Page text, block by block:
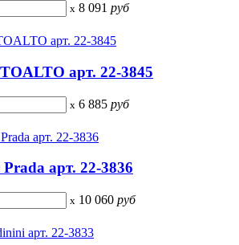
x 8 091 руб
арт. 22-3845
x 6 885 руб
Prada арт. 22-3836
x 10 060 руб